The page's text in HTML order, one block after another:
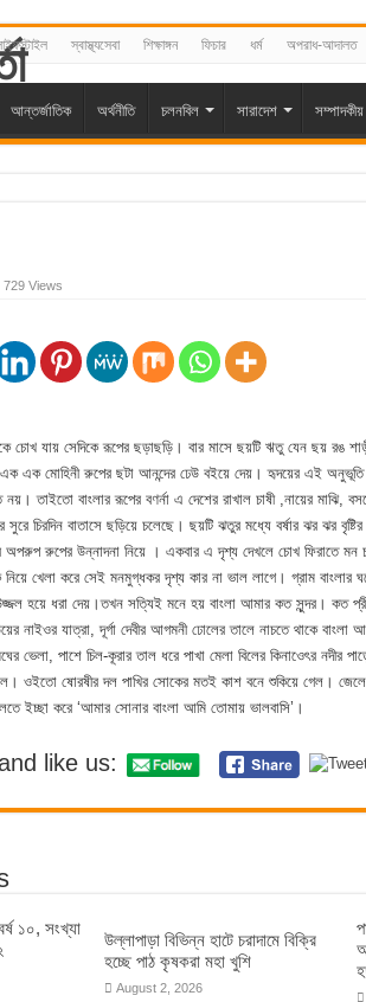
স্বাস্থ্যসেবা শিক্ষাঙ্গন ফিচার ধর্ম অপরাধ-আদালত
আন্তর্জাতিক অর্থনীতি চলনবিল সারাদেশ সম্পাদকীয়
729 Views
চোখ যায় সেদিকে রূপের ছড়াছড়ি। বার মাসে ছয়টি ঋতু যেন ছয় রঙ
এক মোহিনী রুপের ছটা আনন্দের ঢেউ বইয়ে দেয়। হৃদয়ের এই অনুভূতি
তাইতো বাংলার রূপের বণর্না এ দেশের রাখাল চাষী ,নায়ের মাঝি,
চিরদিন বাতাসে ছড়িয়ে চলেছে। ছয়টি ঝতুর মধ্যে বর্ষার ঝর ঝর
অপরুপ রুপের উন্নাদনা নিয়ে । একবার এ দৃশ্য দেখলে চোখ ফিরাতে মন
খেলা করে সেই মনমুগ্ধকর দৃশ্য কার না ভাল লাগে। গ্রাম বাংলার
উজ্জল হয়ে ধরা দেয়।তখন সত্যিই মনে হয় বাংলা আমার কত সুন্দর। কত
নাইওর যাত্রা, দূর্গা দেবীর আগমনী ঢোলের তালে নাচতে থাকে বাংলা
ভেলা, পাশে চিল-কূরার তাল ধরে পাখা মেলা বিলের কিনাওেৎর নদীর
ওইতো ষোরষীর দল পাখির সোকের মতই কাশ বনে শুকিয়ে গেল।
ইচ্ছা করে ‘আমার সোনার বাংলা আমি তোমায় ভালবাসি’।
like us:
১০, সংখ্যা
উল্লাপাড়া বিভিন্ন হাটে চরাদামে বিক্রি
হচ্ছে পাঠ কৃষকরা মহা খুশি
August 2, 2026